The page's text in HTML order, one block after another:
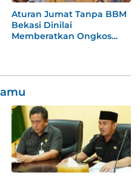
Aturan Jumat Tanpa BBM
Bekasi Dinilai
Memberatkan Ongkos